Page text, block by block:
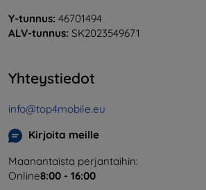
Y-tunnus: 46701494
ALV-tunnus: SK2023549671
Yhteystiedot
info@top4mobile.eu
Kirjoita meille
Maanantaista perjantaihin:
Online8:00 - 16:00